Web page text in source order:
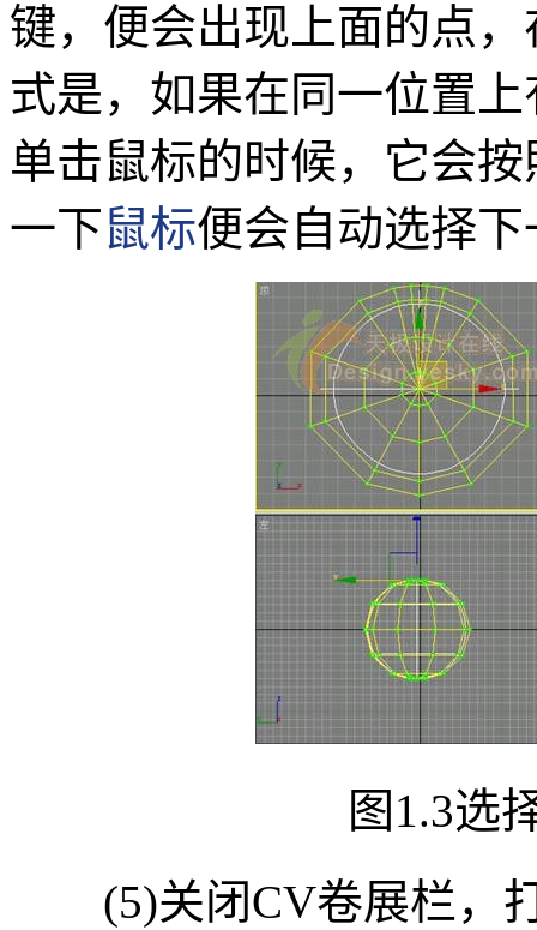
键，便会出现上面的点
式是，如果在同一位置
单击鼠标的时候，它会
一下鼠标便会自动选择
图1.3选择
(5)关闭CV卷展栏，打